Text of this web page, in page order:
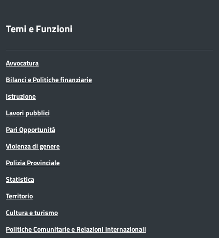
Temi e Funzioni
Avvocatura
Bilanci e Politiche finanziarie
Istruzione
Lavori pubblici
Pari Opportunità
Violenza di genere
Polizia Provinciale
Statistica
Territorio
Cultura e turismo
Politiche Comunitarie e Relazioni Internazionali